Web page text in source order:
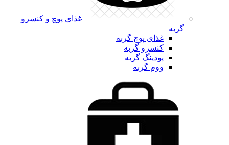
غذای پوچ و کنسرو
گربه
غذای پوچ گربه
کنسرو گربه
پودینگ گربه
ووم گربه